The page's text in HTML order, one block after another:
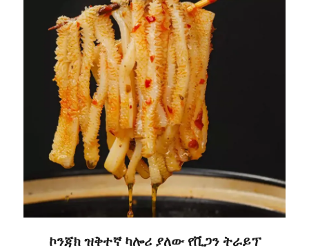
ኮንጃክ ዝቅተኛ ካሎሪ ያለው የቪጋን ትራይፕ